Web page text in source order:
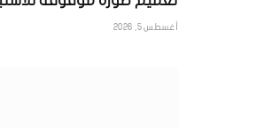
أغسطس 5, 2026